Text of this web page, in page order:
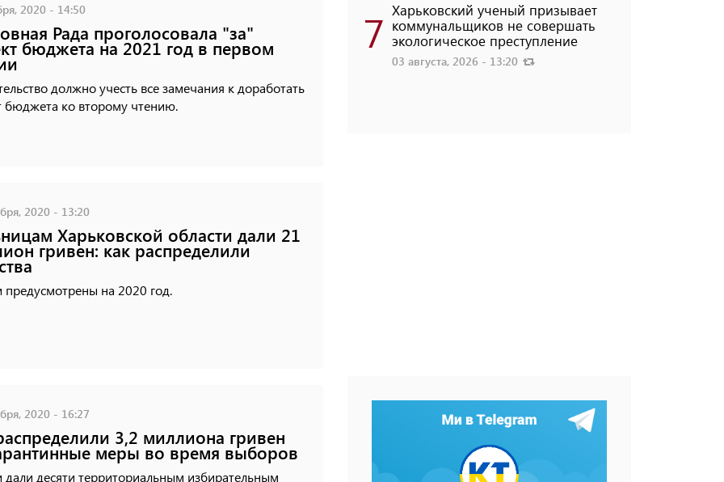
2020 - 14:50
Рада проголосовала "за"
бюджета на 2021 год в первом
должно учесть все замечания к доработать
бюджета ко второму чтению.
2020 - 13:20
Харьковской области дали 21
гривен: как распределили
предусмотрены на 2020 год.
2020 - 16:27
3,2 миллиона гривен
меры во время выборов
дали десяти территориальным избирательным
7 Харьковский ученый призывает
коммунальщиков не совершать
экологическое преступление
03 августа, 2026 - 13:20